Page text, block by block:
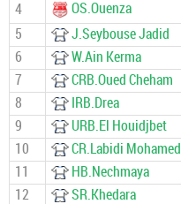
4 OS.Ouenza
5
J.Seybouse Jadid
6
W.Ain Kerma
7
CRB.Oued Cheham
8
IRB.Drea
9
URB.El Houidjbet
10
CR.Labidi Mohamed
11
HB.Nechmaya
12
SR.Khedara